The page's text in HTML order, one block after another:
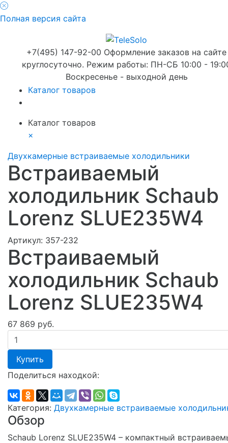
Полная версия сайта
+7(495) 147-92-00 Оформление заказов на сайте
круглосуточно. Режим работы: ПН-СБ 10:00 -
Воскресенье - выходной день
Каталог товаров
Каталог товаров
×
Двухкамерные встраиваемые холодильники
Встраиваемый
холодильник Schaub
Lorenz SLUE235W4
Артикул: 357-232
Встраиваемый
холодильник Schaub
Lorenz SLUE235W4
67 869 руб.
Купить
Поделиться находкой:
Категория: Двухкамерные встраиваемые
Обзор
Schaub Lorenz SLUE235W4 – компактный